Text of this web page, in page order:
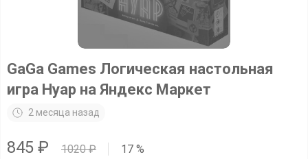
GaGa Games Логическая настольная
игра Нуар на Яндекс Маркет
2 месяца назад
845 ₽ 1020₽ 17 %